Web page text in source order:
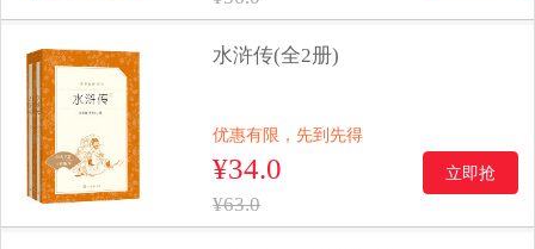
水浒传(全2册)
优惠有限，先到先得
¥34.0
¥63.0
立即抢